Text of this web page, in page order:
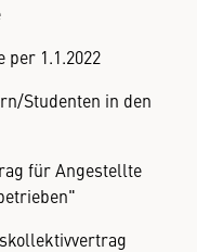
1.1.2022
Studenten in den
für Angestellte